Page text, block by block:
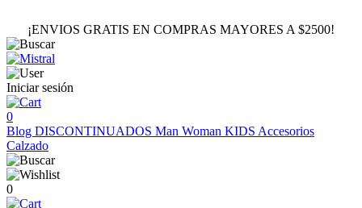
¡ENVIOS GRATIS EN COMPRAS MAYORES A $2500!
Iniciar sesión
0
Blog DISCONTINUADOS Man Woman KIDS Accesorios
Calzado
0